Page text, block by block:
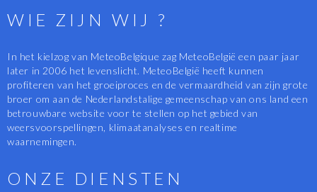
WIE ZIJN WIJ ?
In het kielzog van MeteoBelgique zag MeteoBelgië een paar jaar
later in 2006 het levenslicht. MeteoBelgië heeft kunnen
profiteren van het groeiproces en de vermaardheid van zijn grote
broer om aan de Nederlandstalige gemeenschap van ons land een
betrouwbare website voor te stellen op het gebied van
weersvoorspellingen, klimaatanalyses en realtime
waarnemingen.
ONZE DIENSTEN